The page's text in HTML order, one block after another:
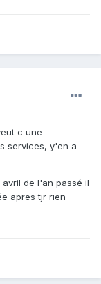
c une
services, y'en a
de l'an passé il
apres tjr rien